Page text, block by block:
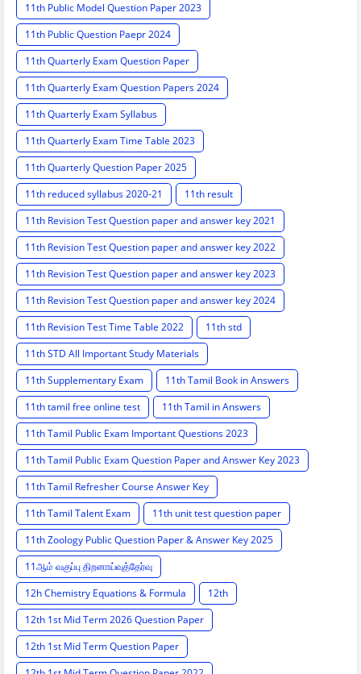
11th Public Model Question Paper 2023
11th Public Question Paepr 2024
11th Quarterly Exam Question Paper
11th Quarterly Exam Question Papers 2024
11th Quarterly Exam Syllabus
11th Quarterly Exam Time Table 2023
11th Quarterly Question Paper 2025
11th reduced syllabus 2020-21
11th result
11th Revision Test Question paper and answer key 2021
11th Revision Test Question paper and answer key 2022
11th Revision Test Question paper and answer key 2023
11th Revision Test Question paper and answer key 2024
11th Revision Test Time Table 2022
11th std
11th STD All Important Study Materials
11th Supplementary Exam
11th Tamil Book in Answers
11th tamil free online test
11th Tamil in Answers
11th Tamil Public Exam Important Questions 2023
11th Tamil Public Exam Question Paper and Answer Key 2023
11th Tamil Refresher Course Answer Key
11th Tamil Talent Exam
11th unit test question paper
11th Zoology Public Question Paper & Answer Key 2025
11ஆம் வகுப்பு திறனாய்வுத்தேர்வு
12h Chemistry Equations & Formula
12th
12th 1st Mid Term 2026 Question Paper
12th 1st Mid Term Question Paper